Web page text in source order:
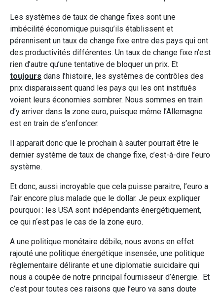
Les systèmes de taux de change fixes sont une
imbécilité économique puisqu’ils établissent et
pérennisent un taux de change fixe entre des pays qui ont
des productivités différentes. Un taux de change fixe n’est
rien d’autre qu’une tentative de bloquer un prix. Et
toujours dans l’histoire, les systèmes de contrôles des
prix disparaissent quand les pays qui les ont institués
voient leurs économies sombrer. Nous sommes en train
d’y arriver dans la zone euro, puisque même l’Allemagne
est en train de s’enfoncer.
Il apparait donc que le prochain à sauter pourrait être le
dernier système de taux de change fixe, c’est-à-dire l’euro
système.
Et donc, aussi incroyable que cela puisse paraitre, l’euro a
l’air encore plus malade que le dollar. Je peux expliquer
pourquoi : les USA sont indépendants énergétiquement,
ce qui n‘est pas le cas de la zone euro.
A une politique monétaire débile, nous avons en effet
rajouté une politique énergétique insensée, une politique
règlementaire délirante et une diplomatie suicidaire qui
nous a coupée de notre principal fournisseur d’énergie. Et
c’est pour toutes ces raisons que l’euro va sans doute